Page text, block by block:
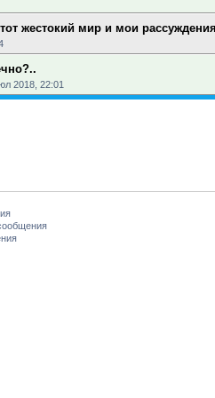
жестокий мир и мои
2018, 22:01